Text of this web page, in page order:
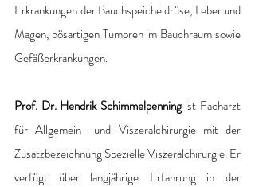
Erkrankungen der Bauchspeicheldrüse, Leber und
Magen, bösartigen Tumoren im Bauchraum sowie
Gefäßerkrankungen.
Prof. Dr. Hendrik Schimmelpenning ist Facharzt
für Allgemein- und Viszeralchirurgie mit der
Zusatzbezeichnung Spezielle Viszeralchirurgie. Er
verfügt über langjährige Erfahrung in der